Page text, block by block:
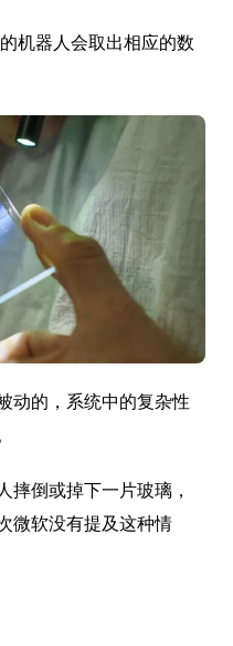
机器人会取出相应的数
动的，系统中的复杂性
摔倒或掉下一片玻璃，
微软没有提及这种情